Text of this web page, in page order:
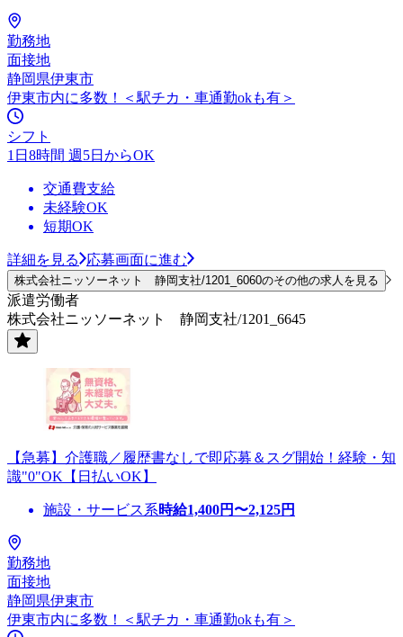
勤務地
面接地
静岡県伊東市
伊東市内に多数！＜駅チカ・車通勤okも有＞
シフト
1日8時間 週5日からOK
交通費支給
未経験OK
短期OK
詳細を見る 応募画面に進む
株式会社ニッソーネット 静岡支社/1201_6060のその他の求人を見る
派遣労働者
株式会社ニッソーネット 静岡支社/1201_6645
【急募】介護職／履歴書なしで即応募＆スグ開始！経験・知
識"0"OK【日払いOK】
施設・サービス系時給1,400円〜2,125円
勤務地
面接地
静岡県伊東市
伊東市内に多数！＜駅チカ・車通勤okも有＞